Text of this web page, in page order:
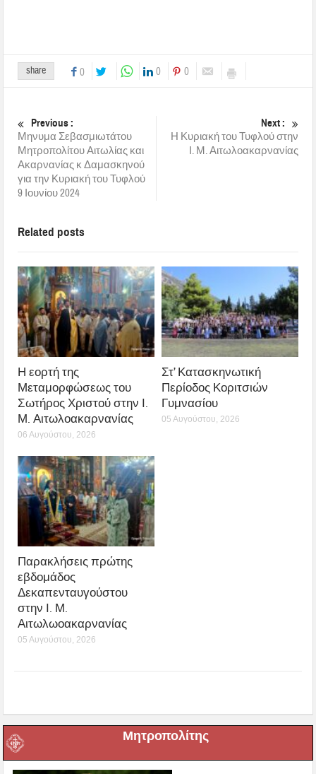
share 0 0 0
Previous :
Μηνυμα Σεβασμιωτάτου
Μητροπολίτου Αιτωλίας και
Ακαρνανίας κ Δαμασκηνού
για την Κυριακή του Τυφλού
9 Ιουνίου 2024
Next :
Η Κυριακή του Τυφλού στην
Ι. Μ. Αιτωλοακαρνανίας
Related posts
Η εορτή της
Μεταμορφώσεως του
Σωτήρος Χριστού στην Ι.
Μ. Αιτωλοακαρνανίας
06 Αυγούστου, 2026
Στ’ Κατασκηνωτική
Περίοδος Κοριτσιών
Γυμνασίου
05 Αυγούστου, 2026
Παρακλήσεις πρώτης
εβδομάδος
Δεκαπενταυγούστου
στην Ι. Μ.
Αιτωλωοακαρνανίας
05 Αυγούστου, 2026
Μητροπολίτης